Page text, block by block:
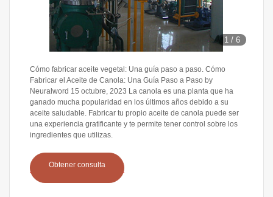
1 /6
Cómo fabricar aceite vegetal: Una guía paso a paso. Cómo
Fabricar el Aceite de Canola: Una Guía Paso a Paso by
Neuralword 15 octubre, 2023 La canola es una planta que ha
ganado mucha popularidad en los últimos años debido a su
aceite saludable. Fabricar tu propio aceite de canola puede ser
una experiencia gratificante y te permite tener control sobre los
ingredientes que utilizas.
Obtener consulta